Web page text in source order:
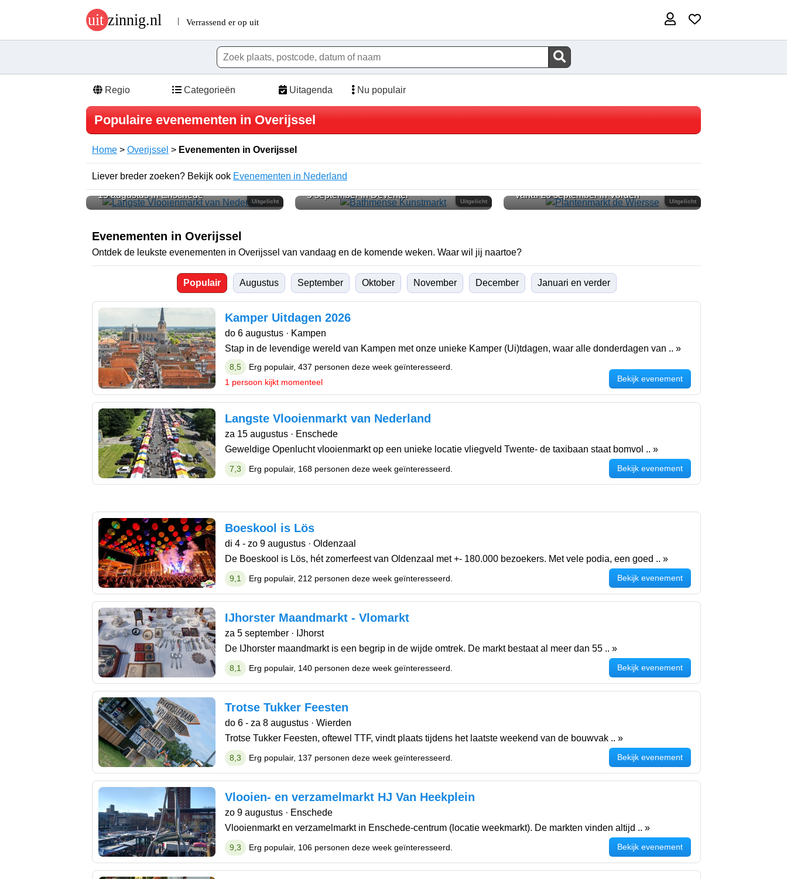
Regio Categorieën Uitagenda Nu populair
Populaire evenementen in Overijssel
Home > Overijssel > Evenementen in Overijssel
Liever breder zoeken? Bekijk ook Evenementen in Nederland
Uitgelicht
Langste Vlooienmarkt van
Nederland
15 augustus in Enschede
Uitgelicht
Bathmense Kunstmarkt
5 september in Deventer
Uitgelicht
vanaf 26 september in Vorden
Evenementen in Overijssel
Ontdek de leukste evenementen in Overijssel van vandaag en de komende weken. Waar wil jij naartoe?
Populair Augustus September Oktober November December Januari en verder
Kamper Uitdagen 2026
do 6 augustus · Kampen
Stap in de levendige wereld van Kampen met onze unieke Kamper (Ui)tdagen, waar alle donderdagen van .. »
8,5
Erg populair, 437 personen deze week geïnteresseerd.
1 persoon kijkt momenteel
Bekijk evenement
Langste Vlooienmarkt van Nederland
za 15 augustus · Enschede
Geweldige Openlucht vlooienmarkt op een unieke locatie vliegveld Twente- de taxibaan staat bomvol .. »
7,3 Erg populair, 168 personen deze week geïnteresseerd. Bekijk evenement
Boeskool is Lös
di 4 - zo 9 augustus · Oldenzaal
De Boeskool is Lös, hét zomerfeest van Oldenzaal met +- 180.000 bezoekers. Met vele podia, een goed .. »
9,1 Erg populair, 212 personen deze week geïnteresseerd. Bekijk evenement
IJhorster Maandmarkt - Vlomarkt
za 5 september · IJhorst
De IJhorster maandmarkt is een begrip in de wijde omtrek. De markt bestaat al meer dan 55 .. »
8,1 Erg populair, 140 personen deze week geïnteresseerd. Bekijk evenement
Trotse Tukker Feesten
do 6 - za 8 augustus · Wierden
Trotse Tukker Feesten, oftewel TTF, vindt plaats tijdens het laatste weekend van de bouwvak .. »
8,3 Erg populair, 137 personen deze week geïnteresseerd. Bekijk evenement
Vlooien- en verzamelmarkt HJ Van Heekplein
zo 9 augustus · Enschede
Vlooienmarkt en verzamelmarkt in Enschede-centrum (locatie weekmarkt). De markten vinden altijd .. »
9,3 Erg populair, 106 personen deze week geïnteresseerd. Bekijk evenement